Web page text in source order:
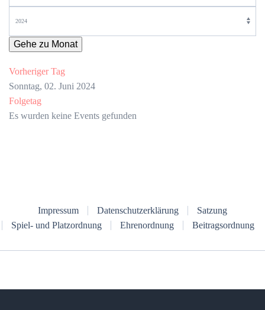
Gehe zu Monat
Vorheriger Tag
Sonntag, 02. Juni 2024
Folgetag
Es wurden keine Events gefunden
Impressum Datenschutzerklärung
Satzung
Spiel- und Platzordnung
Ehrenordnung Beitragsordnung